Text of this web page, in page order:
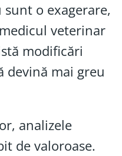
o exagerare,
veterinar
modificări
devină mai greu
analizele
de valoroase.